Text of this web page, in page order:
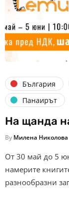
България
Панаирът
На щанда
By Милена Николова
От 30 май до 5
намерите
разнообразни